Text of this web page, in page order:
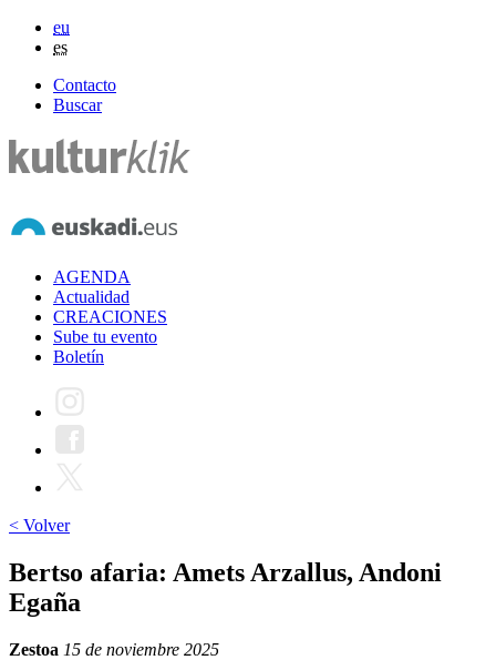
eu
es
Contacto
Buscar
AGENDA
Actualidad
CREACIONES
Sube tu evento
Boletín
< Volver
Bertso afaria: Amets Arzallus, Andoni
Egaña
Zestoa 15 de noviembre 2025